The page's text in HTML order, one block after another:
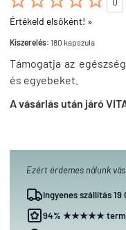
Értékeld elsőként! »
Kiszerelés: 180 kapszula
Támogatja az
és egyebeket.
A vásárlás után járó
Ezért érdemes nálunk
Ingyenes szállítás
94% ★★★★★